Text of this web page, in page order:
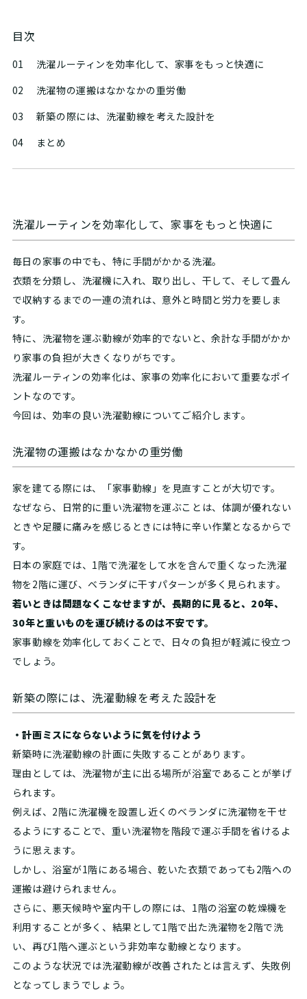
目次
01
洗濯ルーティンを効率化して、家事をもっと快適に
02
洗濯物の運搬はなかなかの重労働
03
新築の際には、洗濯動線を考えた設計を
04
まとめ
洗濯ルーティンを効率化して、家事をもっと快適に
毎日の家事の中でも、特に手間がかかる洗濯。
衣類を分類し、洗濯機に入れ、取り出し、干して、そして畳ん
で収納するまでの一連の流れは、意外と時間と労力を要しま
す。
特に、洗濯物を運ぶ動線が効率的でないと、余計な手間がかか
り家事の負担が大きくなりがちです。
洗濯ルーティンの効率化は、家事の効率化において重要なポイ
ントなのです。
今回は、効率の良い洗濯動線についてご紹介します。
洗濯物の運搬はなかなかの重労働
家を建てる際には、「家事動線」を見直すことが大切です。
なぜなら、日常的に重い洗濯物を運ぶことは、体調が優れない
ときや足腰に痛みを感じるときには特に辛い作業となるからで
す。
日本の家庭では、1階で洗濯をして水を含んで重くなった洗濯
物を2階に運び、ベランダに干すパターンが多く見られます。
若いときは問題なくこなせますが、長期的に見ると、20年、
30年と重いものを運び続けるのは不安です。
家事動線を効率化しておくことで、日々の負担が軽減に役立つ
でしょう。
新築の際には、洗濯動線を考えた設計を
・計画ミスにならないように気を付けよう
新築時に洗濯動線の計画に失敗することがあります。
理由としては、洗濯物が主に出る場所が浴室であることが挙げ
られます。
例えば、2階に洗濯機を設置し近くのベランダに洗濯物を干せ
るようにすることで、重い洗濯物を階段で運ぶ手間を省けるよ
うに思えます。
しかし、浴室が1階にある場合、乾いた衣類であっても2階への
運搬は避けられません。
さらに、悪天候時や室内干しの際には、1階の浴室の乾燥機を
利用することが多く、結果として1階で出た洗濯物を2階で洗
い、再び1階へ運ぶという非効率な動線となります。
このような状況では洗濯動線が改善されたとは言えず、失敗例
となってしまうでしょう。